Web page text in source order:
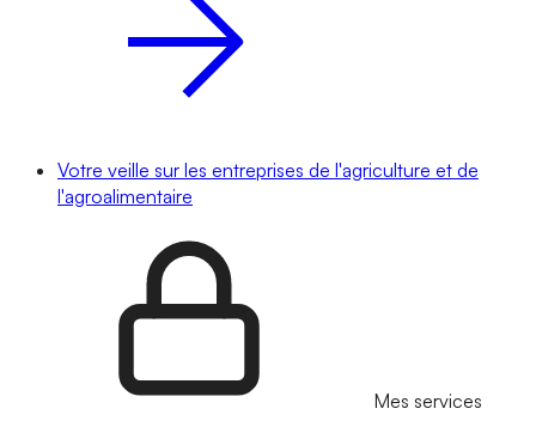
Votre veille sur les entreprises de l'agriculture et de
l'agroalimentaire
Mes services